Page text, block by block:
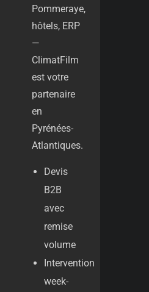
Pommeraye,
hôtels, ERP
—
ClimatFilm
est votre
partenaire
en
Pyrénées-
Atlantiques.
Devis
B2B
avec
remise
volume
Intervention
week-